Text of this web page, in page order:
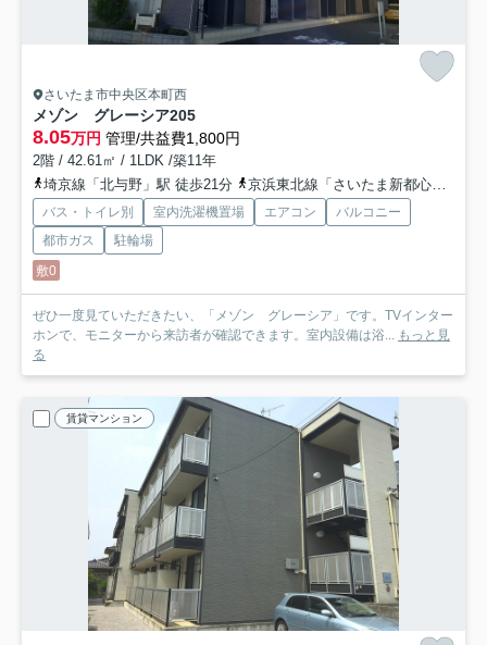
さいたま市中央区本町西
メゾン グレーシア205
8.05万円 管理/共益費1,800円
2階 / 42.61㎡ / 1LDK /築11年
埼京線「北与野」駅 徒歩21分
京浜東北線「さいたま新都心」駅 徒歩25分
バス・トイレ別 室内洗濯機置場 エアコン
バルコニー
都市ガス
駐輪場
敷0
ぜひ一度見ていただきたい、「メゾン グレーシア」です。TVインター
ホンで、モニターから来訪者が確認できます。室内設備は浴... もっと見
る
賃貸マンション